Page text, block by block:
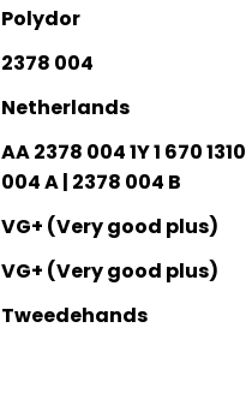
Polydor
2378 004
Netherlands
AA 2378 004 1Y 1 670
004 A | 2378 004 B
VG+ (Very good plus)
VG+ (Very good plus)
Tweedehands